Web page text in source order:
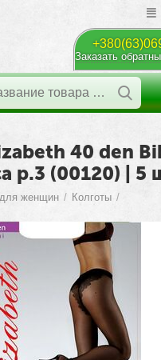
Заказать
40 den
р.3 (00120) | 5
женщин / Колготы /